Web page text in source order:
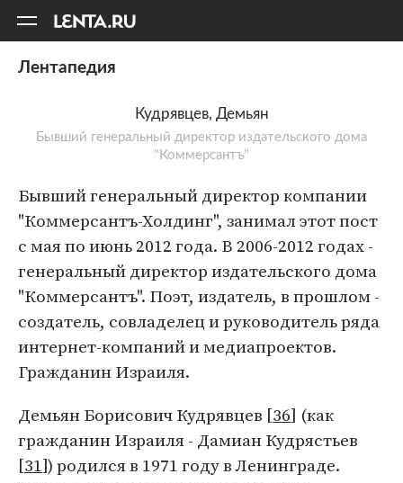
Лентапедия
Кудрявцев, Демьян
Бывший генеральный директор издательского дома
"Коммерсантъ"
Бывший генеральный директор компании
"Коммерсантъ-Холдинг", занимал этот пост
с мая по июнь 2012 года. В 2006-2012 годах -
генеральный директор издательского дома
"Коммерсантъ". Поэт, издатель, в прошлом -
создатель, совладелец и руководитель ряда
интернет-компаний и медиапроектов.
Гражданин Израиля.
Демьян Борисович Кудрявцев [36] (как
гражданин Израиля - Дамиан Кудрястьев
[31]) родился в 1971 году в Ленинграде.